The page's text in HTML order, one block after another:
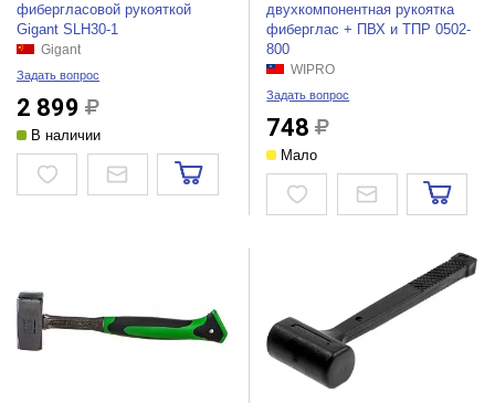
фибергласовой рукояткой
Gigant SLH30-1
Gigant
Задать вопрос
2 899
В наличии
двухкомпонентная рукоятка
фиберглас + ПВХ и ТПР 0502-
800
WIPRO
Задать вопрос
748
Мало